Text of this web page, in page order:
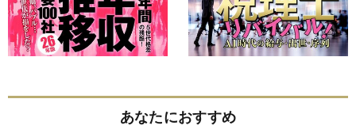
あなたにおすすめ